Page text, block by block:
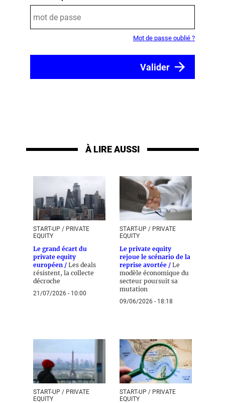
Mot de passe oublié ?
À LIRE AUSSI
START-UP / PRIVATE
EQUITY
Le grand écart du
private equity
européen / Les deals
résistent, la collecte
décroche
21/07/2026 - 10:00
START-UP / PRIVATE
EQUITY
Le private equity
rejoue le scénario de la
reprise avortée / Le
modèle économique du
secteur poursuit sa
mutation
09/06/2026 - 18:18
START-UP / PRIVATE
EQUITY
START-UP / PRIVATE
EQUITY